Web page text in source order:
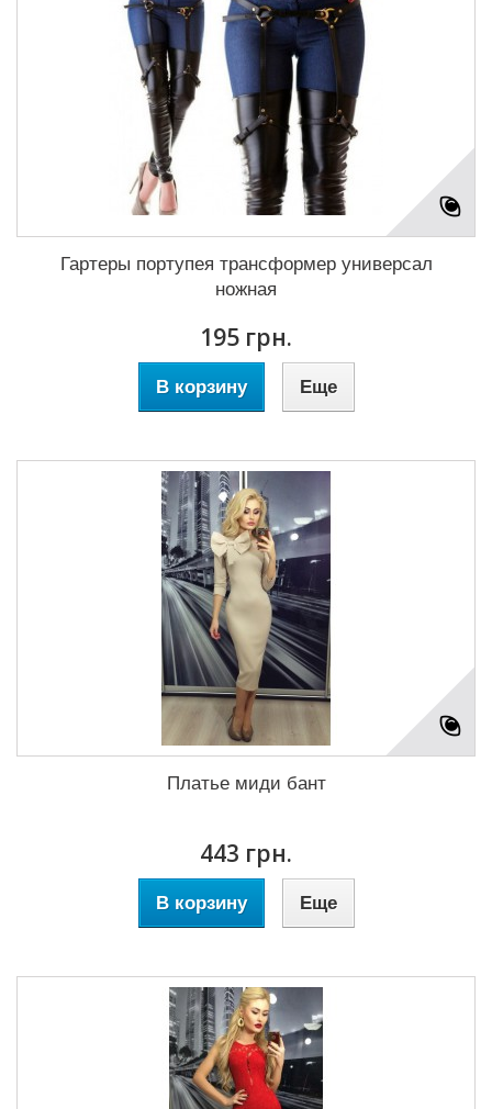
Гартеры портупея трансформер универсал
ножная
195 грн.
В корзину Еще
Платье миди бант
443 грн.
В корзину Еще